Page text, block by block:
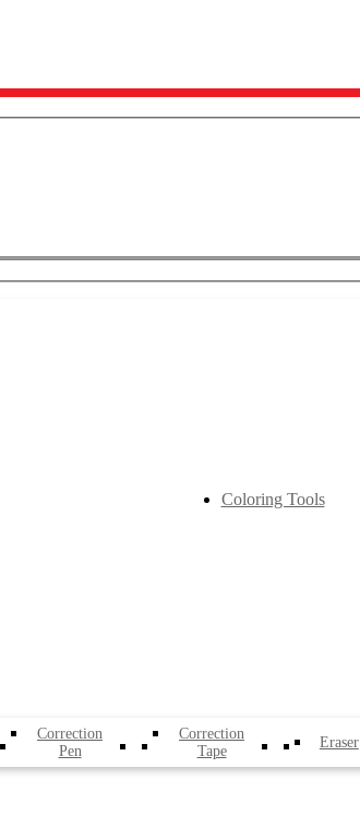
Coloring Tools
Correction
Pen
Correction
Tape
Eraser